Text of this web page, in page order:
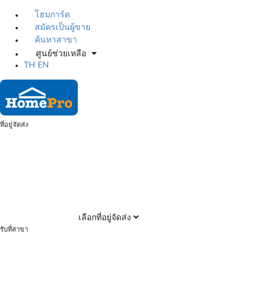
โฮมการ์ด
สมัครเป็นผู้ขาย
ค้นหาสาขา
ศูนย์ช่วยเหลือ
TH
EN
ที่อยู่จัดส่ง
เลือกที่อยู่จัดส่ง
รับที่สาขา